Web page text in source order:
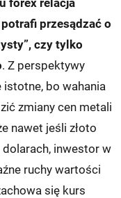
przesądzać o
czy tylko
. Z perspektywy
bo wahania
zmiany cen metali
nawet jeśli złoto
inwestor w
ruchy wartości
się kurs